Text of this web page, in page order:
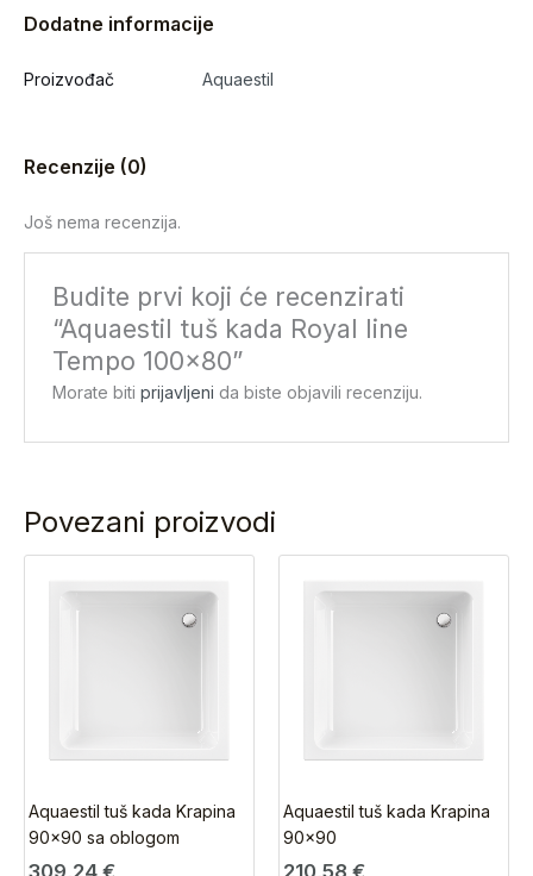
Dodatne informacije
Proizvođač Aquaestil
Recenzije (0)
Još nema recenzija.
Budite prvi koji će recenzirati
“Aquaestil tuš kada Royal line
Tempo 100×80”
Morate bitiprijavljeni da biste objavili recenziju.
Povezani proizvodi
Aquaestil tuš kada Krapina
90×90 sa oblogom
309,24 €
Aquaestil tuš kada Krapina
90×90
210,58 €